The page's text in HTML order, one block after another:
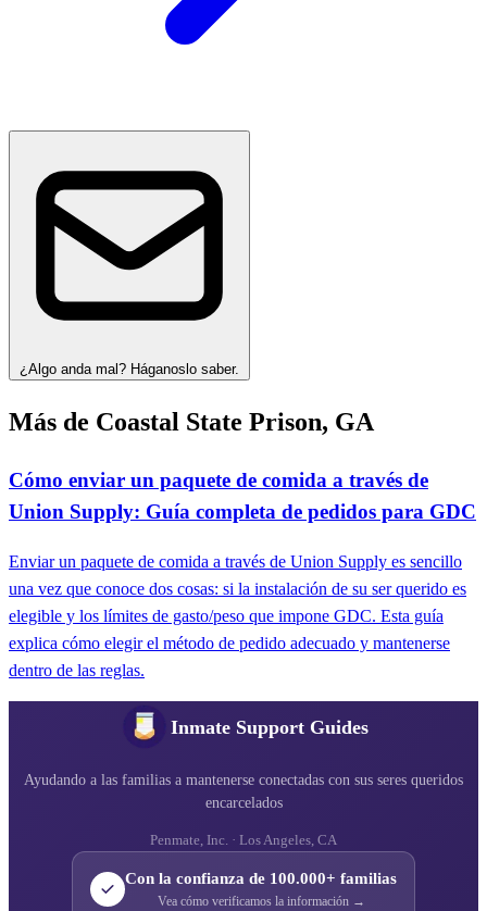
¿Algo anda mal? Háganoslo saber.
Más de Coastal State Prison, GA
Cómo enviar un paquete de comida a través de
Union Supply: Guía completa de pedidos para GDC
Enviar un paquete de comida a través de Union Supply es sencillo
una vez que conoce dos cosas: si la instalación de su ser querido es
elegible y los límites de gasto/peso que impone GDC. Esta guía
explica cómo elegir el método de pedido adecuado y mantenerse
dentro de las reglas.
Inmate Support Guides
Ayudando a las familias a mantenerse conectadas con sus seres queridos
encarcelados
Penmate, Inc. · Los Angeles, CA
Con la confianza de 100.000+ familias
Vea cómo verificamos la información →